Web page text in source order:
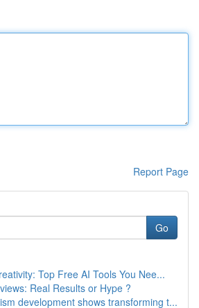
Report Page
Go
Top Free AI Tools You Nee...
Real Results or Hype ?
development shows transforming t...